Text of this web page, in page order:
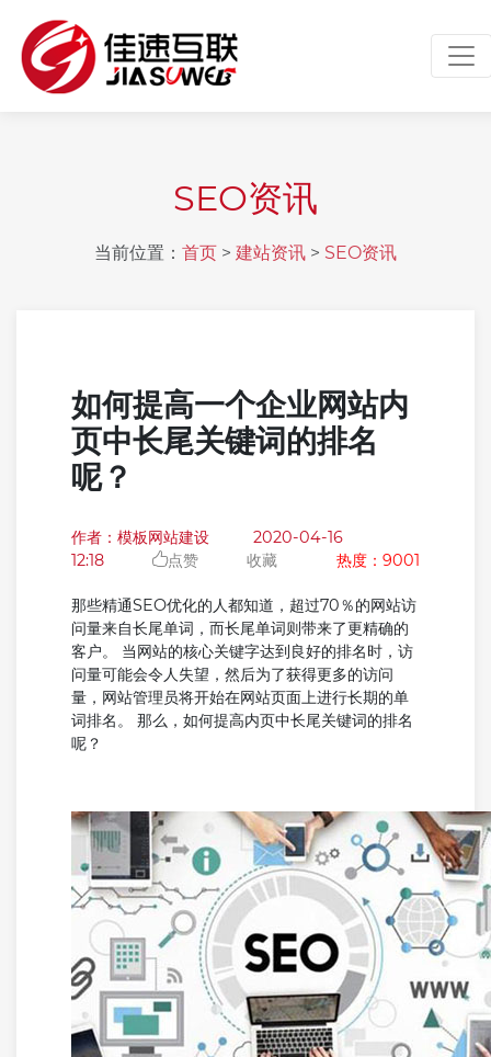
SEO资讯
当前位置： 首页 > 建站资讯 > SEO资讯
如何提高一个企业网站内
页中长尾关键词的排名
呢？
作者：模板网站建设
2020-04-16
12:18
点赞 收藏 热度：9001
那些精通SEO优化的人都知道，超过70％的网站访
问量来自长尾单词，而长尾单词则带来了更精确的
客户。 当网站的核心关键字达到良好的排名时，访
问量可能会令人失望，然后为了获得更多的访问
量，网站管理员将开始在网站页面上进行长期的单
词排名。 那么，如何提高内页中长尾关键词的排名
呢？